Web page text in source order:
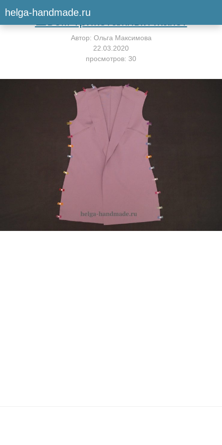
helga-handmade.ruВернуться к мастер-классу
Шьём трикотажный жакет
Автор: Ольга Максимова
22.03.2020
просмотров: 30